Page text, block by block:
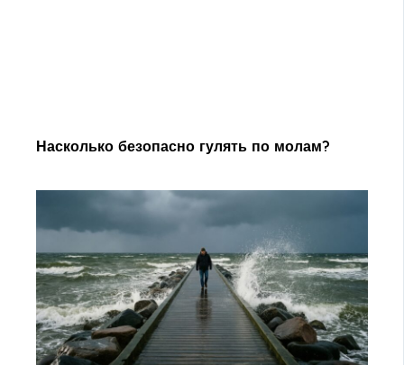
Насколько безопасно гулять по молам?